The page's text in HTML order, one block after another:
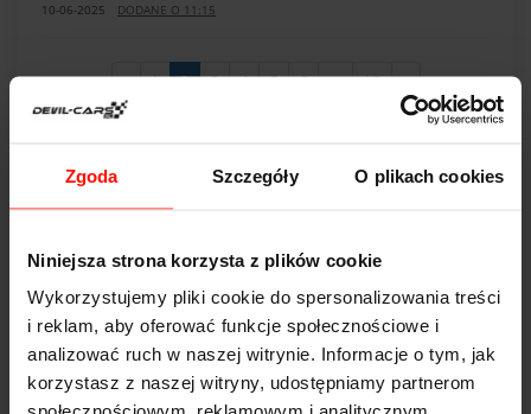
Zgoda Szczegóły O plikach cookies
Niniejsza strona korzysta z plików cookie
Wykorzystujemy pliki cookie do spersonalizowania treści
i reklam, aby oferować funkcje społecznościowe i
analizować ruch w naszej witrynie. Informacje o tym, jak
korzystasz z naszej witryny, udostępniamy partnerom
10-06-2025 DODANE O 11:15
Polecam
Darek
10-06-2025 DODANE O 11:20
Treść opinii
« 1 2 3 4 5 6 ... 12 »
DODAJ OPINIĘ
Twoja ocena:
Not Rated
Kod Vouchera